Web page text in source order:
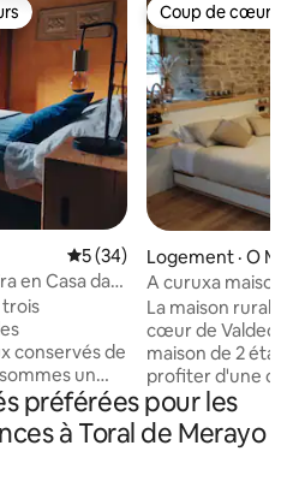
les plus aimés
Note moyenne de 5 sur 5,
5 (34)
en Casa das
trois
conservés de
dans ces
décidé de
en
Coup de cœur
Coup de cœur
Logement · O
A curuxa maison
La maison rurale
cœur de
maison de 2
profiter d'une
canapé devant
chambre avec un
cheminée, une
préférées pour les
à Toral de Merayo